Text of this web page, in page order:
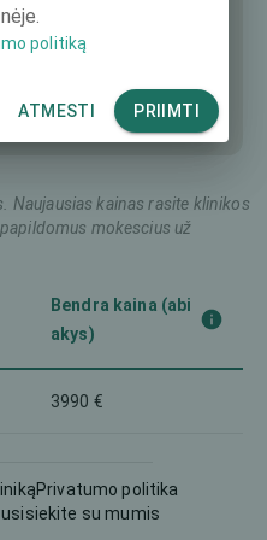
Naujausias kainas rasite klinikos
mokescius už
Bendra kaina (abi
akys)
3990 €
Privatumo politika
su mumis
politiką
ATMESTI PRIIMTI